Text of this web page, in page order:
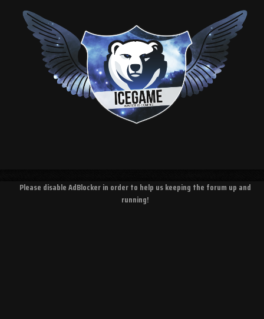
Please disable AdBlocker in order to help us keeping the forum up and
running!